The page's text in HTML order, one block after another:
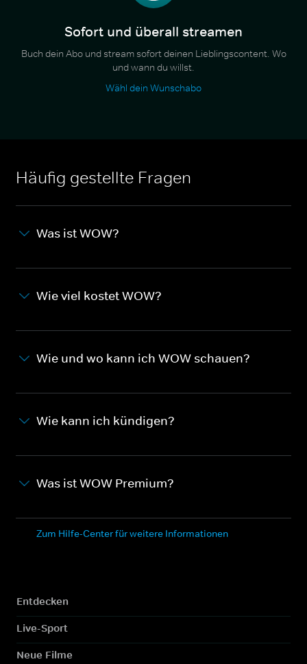
Sofort und überall streamen
Buch dein Abo und stream sofort deinen Lieblingscontent. Wo
und wann du willst.
Wähl dein Wunschabo
Häufig gestellte Fragen
Was ist WOW?
Wie viel kostet WOW?
Wie und wo kann ich WOW schauen?
Wie kann ich kündigen?
Was ist WOW Premium?
Zum Hilfe-Center für weitere Informationen
Entdecken
Live-Sport
Neue Filme